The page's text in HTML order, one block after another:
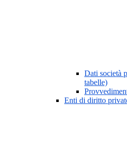
Dati società
tabelle)
Enti di diritto